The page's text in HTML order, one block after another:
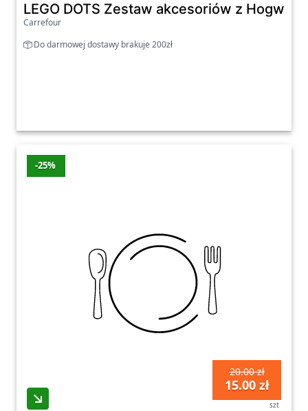
LEGO DOTS Zestaw akcesoriów z
Carrefour
Do darmowej dostawy brakuje 200zł
-25%
20.00 zł
15.00 zł
szt